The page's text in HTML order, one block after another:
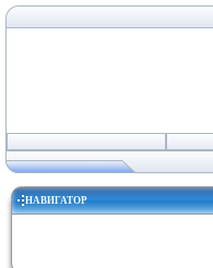
НАВИГАТОР